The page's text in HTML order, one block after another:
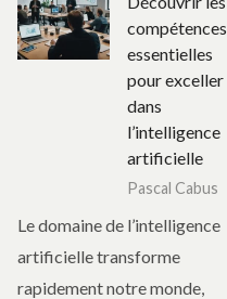
compétences
essentielles
pour exceller
dans
l’intelligence
artificielle
Pascal Cabus
Le domaine de l’intelligence
artificielle transforme
rapidement notre monde,